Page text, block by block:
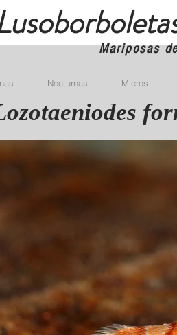
Mariposas
Nocturnas Micros